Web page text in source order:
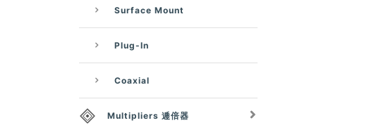
Surface Mount
Plug-In
Coaxial
Multipliers 逓倍器